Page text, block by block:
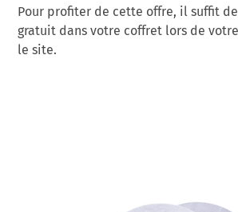
Pour profiter de cette offre, il suffit
gratuit dans votre coffret lors de
le site.